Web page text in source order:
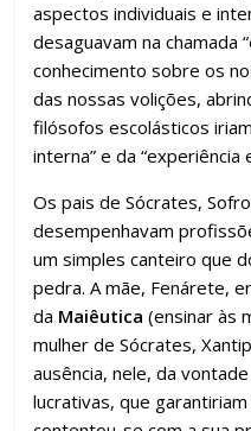
aspectos individuais e
desaguavam na chamada
conhecimento sobre os
das nossas volições,
filósofos escolásticos
interna” e da “experiência
Os pais de Sócrates,
desempenhavam
um simples canteiro que
pedra. A mãe, Fenárete,
da Maiêutica (ensinar às
mulher de Sócrates,
ausência, nele, da
lucrativas, que